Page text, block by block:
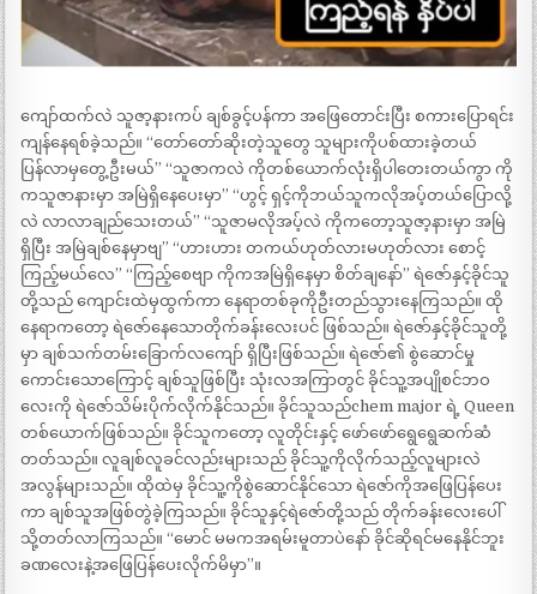
ကျော်ထက်လဲ သူဇာ့နားကပ် ချစ်ခွင့်ပန်ကာ အဖြေတောင်းပြီး စကားပြောရင်း
ကျန်နေရစ်ခဲ့သည်။ “တော်တော်ဆိုးတဲ့သူတွေ သူများကိုပစ်ထားခဲ့တယ်
ပြန်လာမှတွေ့ဦးမယ်” “သူဇာကလဲ ကိုတစ်ယောက်လုံးရှိပါတေးတယ်ကွာ ကို
ကသူဇာနားမှာ အမြဲရှိနေပေးမှာ” “ဟွင့် ရှင့်ကိုဘယ်သူကလိုအပ့်တယ်ပြောလို့
လဲ လာလာချည်သေးတယ်” “သူဇာမလိုအပ့်လဲ ကိုကတော့သူဇာ့နားမှာ အမြဲ
ရှိပြီး အမြဲချစ်နေမှာဗျ” “ဟားဟား တကယ်ဟုတ်လားမဟုတ်လား စောင့်
ကြည့်မယ်လေ” “ကြည့်စေဗျာ ကိုကအမြဲရှိနေမှာ စိတ်ချနော်” ရဲဇော်နှင့်ခိုင်သူ
တို့သည် ကျောင်းထဲမှထွက်ကာ နေရာတစ်ခုကိုဦးတည်သွားနေကြသည်။ ထို
နေရာကတော့ ရဲဇော်နေသောတိုက်ခန်းလေးပင် ဖြစ်သည်။ ရဲဇော်နှင့်ခိုင်သူတို့
မှာ ချစ်သက်တမ်းခြောက်လကျော် ရှိပြီးဖြစ်သည်။ ရဲဇော်၏ စွဲဆောင်မှု
ကောင်းသောကြောင့် ချစ်သူဖြစ်ပြီး သုံးလအကြာတွင် ခိုင်သူ့အပျိုစင်ဘဝ
လေးကို ရဲဇော်သိမ်းပိုက်လိုက်နိုင်သည်။ ခိုင်သူသည်chem major ရဲ့ Queen
တစ်ယောက်ဖြစ်သည်။ ခိုင်သူကတော့ လူတိုင်းနှင့် ဖော်ဖော်ရွေရွေဆက်ဆံ
တတ်သည်။ လူချစ်လူခင်လည်းများသည် ခိုင်သူ့ကိုလိုက်သည့်လူများလဲ
အလွန်များသည်။ ထိုထဲမှ ခိုင်သူ့ကိုစွဲဆောင်နိုင်သော ရဲဇော်ကိုအဖြေပြန်ပေး
ကာ ချစ်သူအဖြစ်တွဲခဲ့ကြသည်။ ခိုင်သူနှင့်ရဲဇော်တို့သည် တိုက်ခန်းလေးပေါ်
သို့တတ်လာကြသည်။ “မောင် မမကအရမ်းမူတာပဲနော် ခိုင်ဆိုရင်မနေနိုင်ဘူး
ခဏလေးနဲ့အဖြေပြန်ပေးလိုက်မိမှာ”။